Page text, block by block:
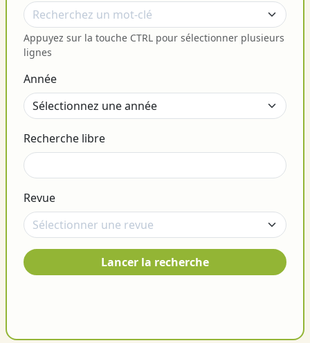
Appuyez sur la touche CTRL pour sélectionner plusieurs
lignes
Année
Recherche libre
Revue
Lancer la recherche